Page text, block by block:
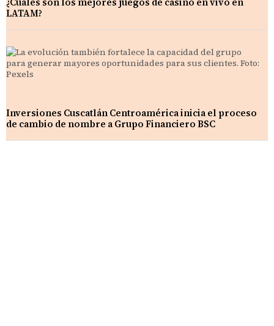
LATAM?
Inversiones Cuscatlán Centroamérica inicia el proceso
de cambio de nombre a Grupo Financiero BSC